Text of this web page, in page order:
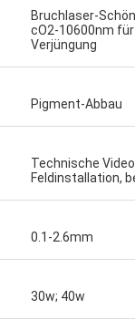
Bruchlaser-
cO2-10600nm
Verjüngung
Pigment-Abbau
Technische
Feldinstallation,
0.1-2.6mm
30w; 40w